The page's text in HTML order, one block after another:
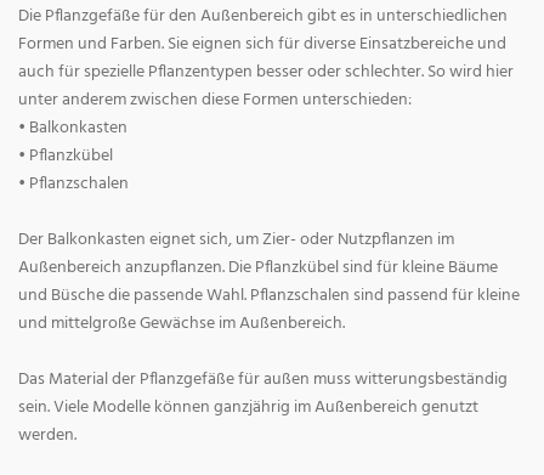
Die Pflanzgefäße für den Außenbereich gibt es in unterschiedlichen
Formen und Farben. Sie eignen sich für diverse Einsatzbereiche und
auch für spezielle Pflanzentypen besser oder schlechter. So wird hier
unter anderem zwischen diese Formen unterschieden:
• Balkonkasten
• Pflanzkübel
• Pflanzschalen
Der Balkonkasten eignet sich, um Zier- oder Nutzpflanzen im
Außenbereich anzupflanzen. Die Pflanzkübel sind für kleine Bäume
und Büsche die passende Wahl. Pflanzschalen sind passend für kleine
und mittelgroße Gewächse im Außenbereich.
Das Material der Pflanzgefäße für außen muss witterungsbeständig
sein. Viele Modelle können ganzjährig im Außenbereich genutzt
werden.